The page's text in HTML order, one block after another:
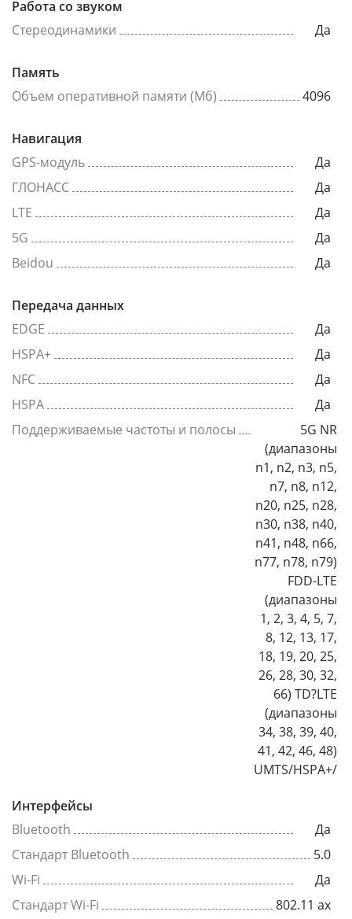
Работа со звуком
Стереодинамики
Да
Память
Объем оперативной памяти (Мб)
4096
Навигация
GPS-модуль
Да
ГЛОНАСС
Да
LTE
Да
5G
Да
Beidou
Да
Передача данных
EDGE
Да
HSPA+
Да
NFC
Да
HSPA
Да
Поддерживаемые частоты и полосы
5G NR
(диапазоны
n1, n2, n3, n5,
n7, n8, n12,
n20, n25, n28,
n30, n38, n40,
n41, n48, n66,
n77, n78, n79)
FDD-LTE
(диапазоны
1, 2, 3, 4, 5, 7,
8, 12, 13, 17,
18, 19, 20, 25,
26, 28, 30, 32,
66) TD?LTE
(диапазоны
34, 38, 39, 40,
41, 42, 46, 48)
UMTS/HSPA+/
Интерфейсы
Bluetooth
Да
Стандарт Bluetooth
5.0
Wi-Fi
Да
Стандарт Wi-Fi
802.11 ax